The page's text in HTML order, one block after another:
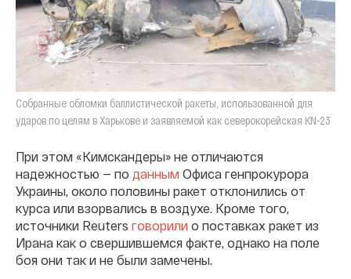
Собранные обломки баллистической ракеты, использованной для
ударов по целям в Харькове и заявляемой как северокорейская KN-23
При этом «Кимскандеры» не отличаются
надежностью — по данным Офиса генпрокурора
Украины, около половины ракет отклонились от
курса или взорвались в воздухе. Кроме того,
источники Reuters говорили о поставках ракет из
Ирана как о свершившемся факте, однако на поле
боя они так и не были замечены.